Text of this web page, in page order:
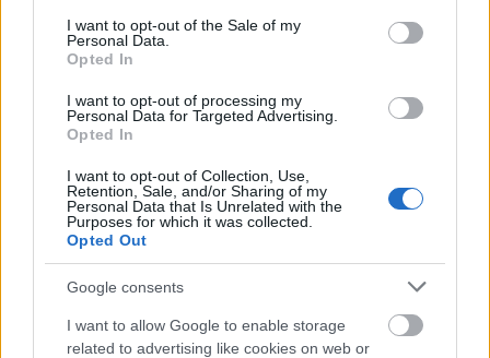
consent section.
I want to opt-out of the Sale of my
Personal Data.
Opted In
I want to opt-out of processing my
Personal Data for Targeted Advertising.
Opted In
I want to opt-out of Collection, Use,
Retention, Sale, and/or Sharing of my
Personal Data that Is Unrelated with the
Purposes for which it was collected.
Opted Out
Google consents
I want to allow Google to enable storage
related to advertising like cookies on web or
Tizenegy meglévő csomópontot korszerűsít és négy új,
különszintű csomópontot hoz létre az MKIF az M1-es
bővítésénél.